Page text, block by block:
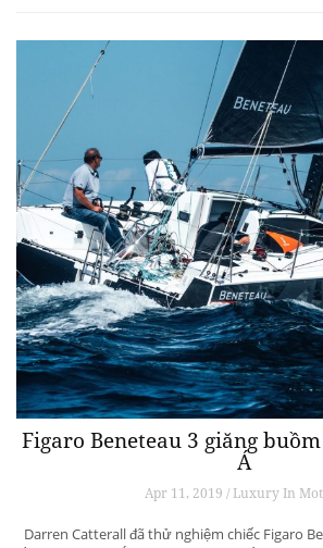
Figaro Beneteau 3 giăng
Á
Apr 11, 2019 / Luxury In
Darren Catterall đã thử nghiệm chiếc Figaro